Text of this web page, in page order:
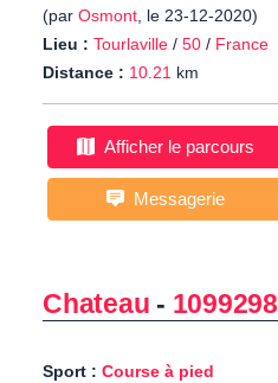
(par Osmont, le 23-12-2020)
Lieu : Tourlaville / 50 / France
Distance : 10.21 km
Afficher le parcours
Messagerie
Chateau - 1099298
Sport : Course à pied